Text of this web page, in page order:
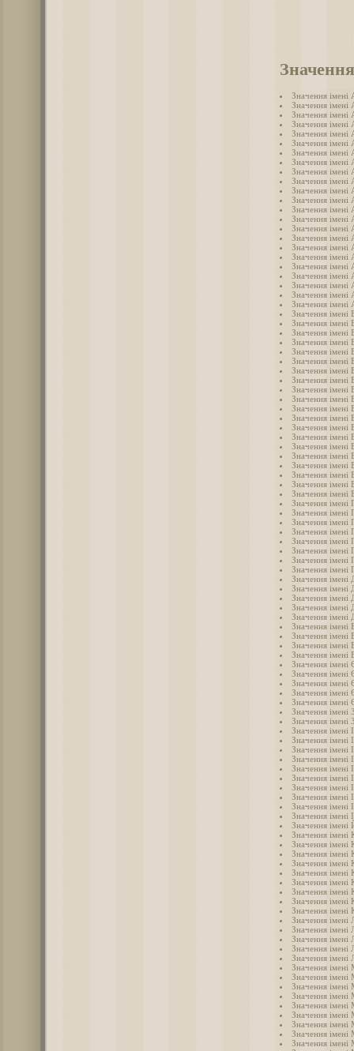
Значення імені
Значення імені
Значення імені
Значення імені
Значення імені
Значення імені
Значення імені
Значення імені
Значення імені
Значення імені
Значення імені
Значення імені
Значення імені
Значення імені
Значення імені
Значення імені
Значення імені
Значення імені
Значення імені
Значення імені
Значення імені
Значення імені
Значення імені
Значення імені
Значення імені
Значення імені
Значення імені
Значення імені
Значення імені
Значення імені
Значення імені
Значення імені
Значення імені
Значення імені
Значення імені
Значення імені
Значення імені
Значення імені
Значення імені
Значення імені
Значення
Значення імені
Значення імені
Значення імені
Значення імені
Значення імені
Значення імені
Значення імені
Значення імені
Значення імені
Значення імені
Значення імені
Значення імені
Значення імені
Значення імені
Значення імені
Значення імені
Значення імені
Значення імені
Значення імені
Значення імені
Значення імені
Значення імені
Значення імені
Значення імені
Значення імені
Значення імені
Значення імені
Значення імені
Значення імені
Значення імені
Значення імені
Значення імені
Значення імені
Значення імені
Значення імені
Значення імені
Значення імені
Значення імені
Значення імені
Значення імені
Значення імені
Значення імені
Значення імені
Значення імені
Значення імені
Значення імені
Значення імені
Значення імені
Значення імені
Значення імені
Значення імені
Значення імені
Значення імені
Значення імені
Значення імені
Значення імені
Значення імені
Значення імені
Значення
Значення